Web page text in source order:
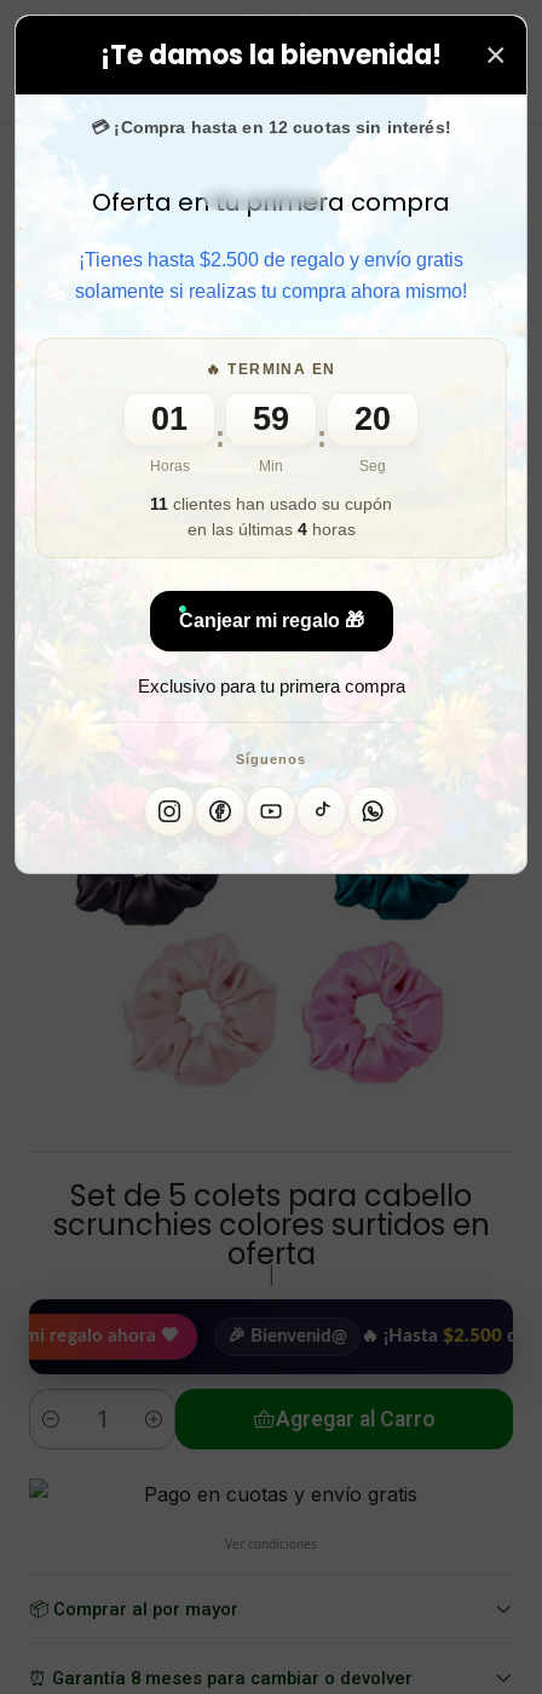
¡Te damos la bienvenida! ×
💳 ¡Compra hasta en 12 cuotas sin interés!
Activar sonido
Oferta en tu primera compra
¡Tienes hasta $2.500 de regalo y envío gratis
solamente si realizas tu compra ahora mismo!
🔥 TERMINA EN
01
Horas
: 59
Min
: 18
Seg
11 clientes han usado su cupón
en las últimas 4horas
Canjear mi regalo 🎁
Exclusivo para tu primera compra
Síguenos
confían en nosotros.• ¡SOLO POR HOY! 🚚
Set de 5 colets para cabello
scrunchies colores surtidos en
oferta
ahora 🖤 🎉 Bienvenid@ 🔥 ¡Hasta $2.500 de regalo
Cantidad
Agregar al Carro
Ver condiciones
📦 Comprar al por mayor
⏰ Garantía 8 meses para cambiar o devolver